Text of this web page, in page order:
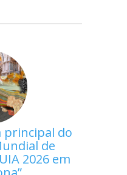
principal do
de
2026 em